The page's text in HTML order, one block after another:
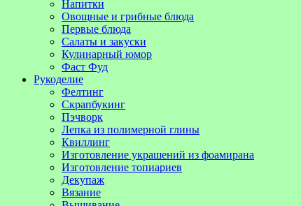
Напитки
Овощные и грибные блюда
Первые блюда
Салаты и закуски
Кулинарный юмор
Фаст Фуд
Рукоделие
Фелтинг
Скрапбукинг
Пэчворк
Лепка из полимерной глины
Квиллинг
Изготовление украшений из фоамирана
Изготовление топиариев
Декупаж
Вязание